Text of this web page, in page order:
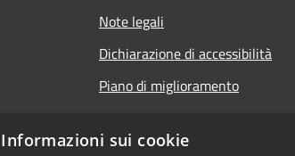
Note legali
Dichiarazione di accessibilità
Piano di miglioramento
Informazioni sui cookie